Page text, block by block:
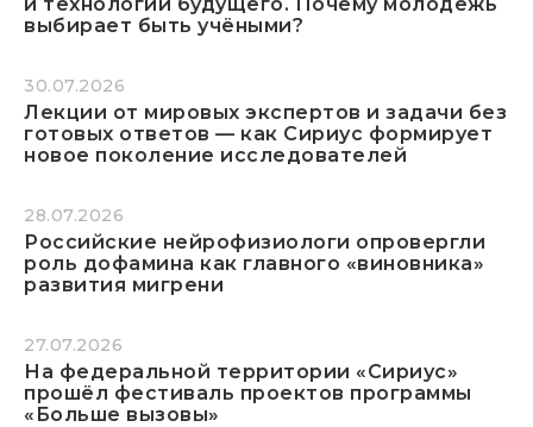
выбирает быть учёными?
30.07.2026
Лекции от мировых экспертов и задачи без
готовых ответов — как Сириус формирует
новое поколение исследователей
28.07.2026
Российские нейрофизиологи опровергли
роль дофамина как главного «виновника»
развития мигрени
27.07.2026
На федеральной территории «Сириус»
прошёл фестиваль проектов программы
«Больше вызовы»